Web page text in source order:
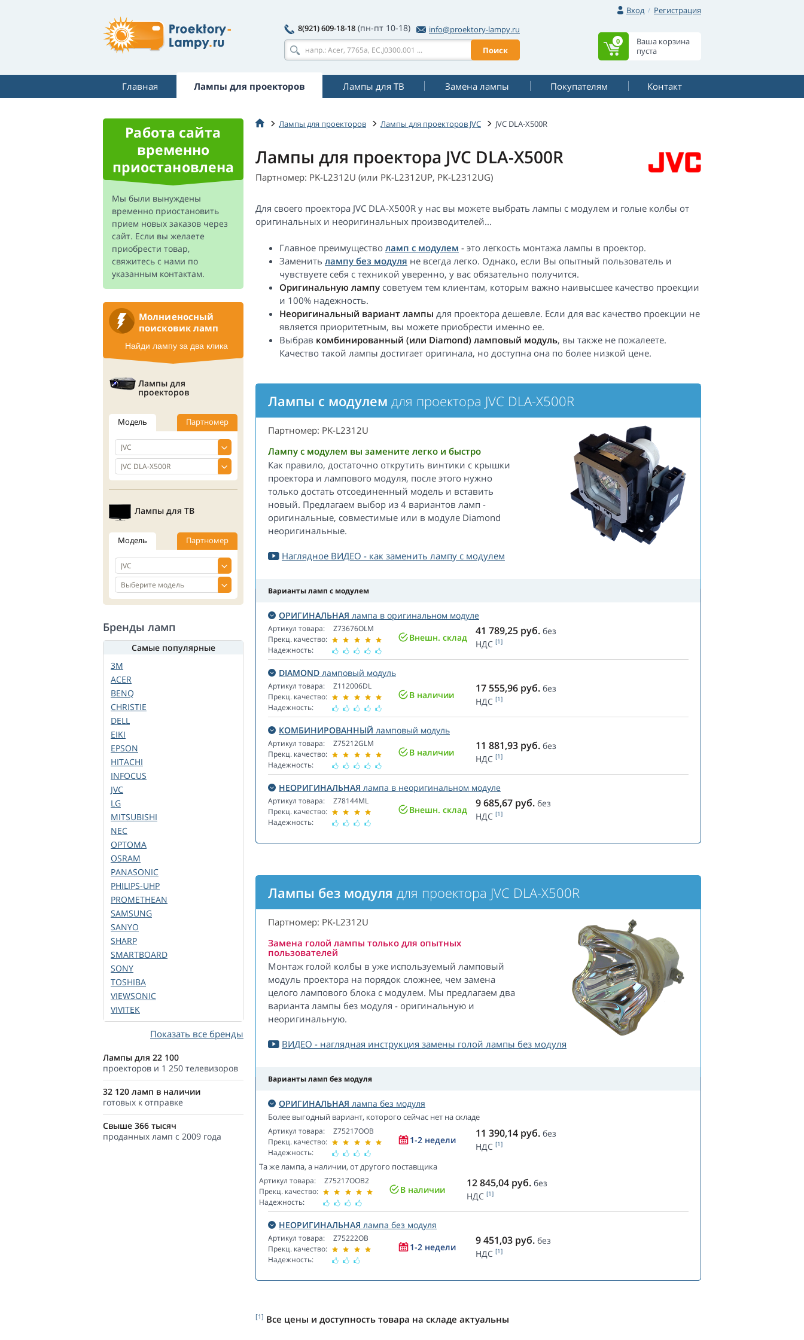
Вход
Регистрация
8(921) 609-18-18 (пн-пт 10-18)
info@proektory-lampy.ru
Поиск
Ваша корзина
пуста
0
Главная Лампы для проекторов Лампы для ТВ Замена лампы Покупателям Контакт
Лампы для проекторов Лампы для проекторов JVC JVC DLA-X500R
Лампы для проектора JVC DLA-X500R
Партномер: PK-L2312U (или PK-L2312UP, PK-L2312UG)
Для своего проектора JVC DLA-X500R у нас вы можете выбрать лампы с модулем и голые колбы от
оригинальных и неоригинальных производителей...
Главное преимущество ламп с модулем - это легкость монтажа лампы в проектор.
Заменить лампу без модуля не всегда легко. Однако, если Вы опытный пользователь и
чувствуете себя с техникой уверенно, у вас обязательно получится.
Оригинальную лампу советуем тем клиентам, которым важно наивысшее качество проекции
и 100% надежность.
Неоригинальный вариант лампы для проектора дешевле. Если для вас качество проекции не
является приоритетным, вы можете приобрести именно ее.
Выбрав комбинированный (или Diamond) ламповый модуль, вы также не пожалеете.
Качество такой лампы достигает оригинала, но доступна она по более низкой цене.
Лампы с модулем для проектора JVC DLA-X500R
Партномер: PK-L2312U
Лампу с модулем вы замените легко и быстро
Как правило, достаточно открутить винтики с крышки
проектора и лампового модуля, после этого нужно
только достать отсоединенный модель и вставить
новый. Предлагаем выбор из 4 вариантов ламп -
оригинальные, совместимые или в модуле Diamond
неоригинальные.
Наглядное ВИДЕО - как заменить лампу с модулем
Варианты ламп с модулем
ОРИГИНАЛЬНАЯ лампа в оригинальном модуле
Артикул товара:
Прекц. качество:
Надежность:
Z73676OLM
Внешн. склад
41 789,25 руб. без
НДС [1]
DIAMOND ламповый модуль
Артикул товара:
Прекц. качество:
Надежность:
Z112006DL
В наличии
17 555,96 руб. без
НДС [1]
КОМБИНИРОВАННЫЙ ламповый модуль
Артикул товара:
Прекц. качество:
Надежность:
Z75212GLM
В наличии
11 881,93 руб. без
НДС [1]
НЕОРИГИНАЛЬНАЯ лампа в неоригинальном модуле
Артикул товара:
Прекц. качество:
Надежность:
Z78144ML
Внешн. склад
9 685,67 руб. без
НДС [1]
Лампы без модуля для проектора JVC DLA-X500R
Партномер: PK-L2312U
Замена голой лампы только для опытных
пользователей
Монтаж голой колбы в уже используемый ламповый
модуль проектора на порядок сложнее, чем замена
целого лампового блока с модулем. Мы предлагаем два
варианта лампы без модуля - оригинальную и
неоригинальную.
ВИДЕО - наглядная инструкция замены голой лампы без модуля
Варианты ламп без модуля
ОРИГИНАЛЬНАЯ лампа без модуля
Более выгодный вариант, которого сейчас нет на складе
Артикул товара:
Прекц. качество:
Надежность:
Z75217OOB
1-2 недели
11 390,14 руб. без
НДС [1]
Та же лампа, а наличии, от другого поставщика
Артикул товара:
Прекц. качество:
Надежность:
Z75217OOB2
В наличии
12 845,04 руб. без
НДС [1]
НЕОРИГИНАЛЬНАЯ лампа без модуля
Артикул товара:
Прекц. качество:
Надежность:
Z75222OB
1-2 недели
9 451,03 руб. без
НДС [1]
[1] Все цены и доступность товара на складе актуальны
Работа сайта
временно
приостановлена
Мы были вынуждены
временно приостановить
прием новых заказов через
сайт. Если вы желаете
приобрести товар,
свяжитесь с нами по
указанным контактам.
Молниеносный
поисковик ламп
Найди лампу за два клика
Лампы для
проекторов
Модель Партномер
Лампы для ТВ
Модель Партномер
Бренды ламп
Самые популярные
3M
ACER
BENQ
CHRISTIE
DELL
EIKI
EPSON
HITACHI
INFOCUS
JVC
LG
MITSUBISHI
NEC
OPTOMA
OSRAM
PANASONIC
PHILIPS-UHP
PROMETHEAN
SAMSUNG
SANYO
SHARP
SMARTBOARD
SONY
TOSHIBA
VIEWSONIC
VIVITEK
Показать все бренды
Лампы для 22 100
проекторов и 1 250 телевизоров
32 120 ламп в наличии
готовых к отправке
Свыше 366 тысяч
проданных ламп с 2009 года